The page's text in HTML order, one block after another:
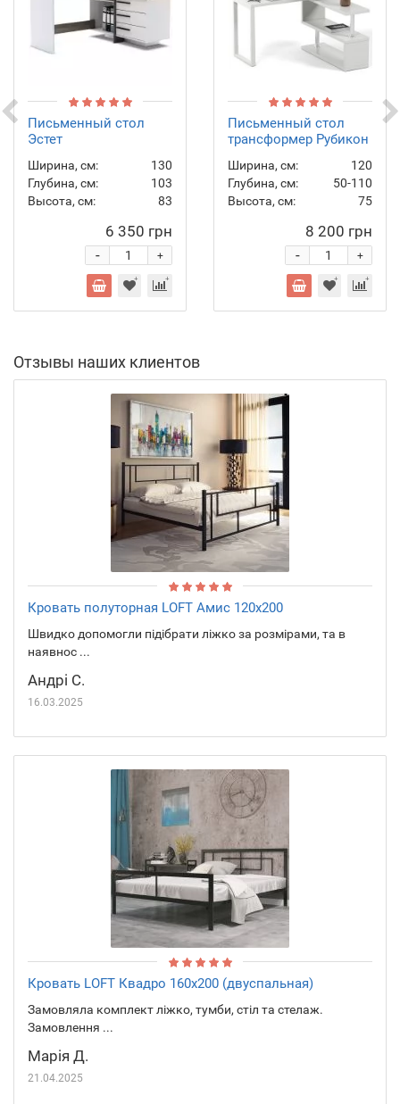
Письменный стол
Эстет
Ширина, см:
130
Глубина, см:
103
Высота, см:
83
6 350 грн
+
-
Письменный стол
трансформер Рубикон
Ширина, см:
120
Глубина, см:
50-110
Высота, см:
75
8 200 грн
+
-
Отзывы наших клиентов
Кровать полуторная LOFT Амис 120x200
Швидко допомогли підібрати ліжко за розмірами, та в
наявнос ...
Андрі С.
16.03.2025
Кровать LOFT Квадро 160х200 (двуспальная)
Замовляла комплект ліжко, тумби, стіл та стелаж.
Замовлення ...
Марія Д.
21.04.2025